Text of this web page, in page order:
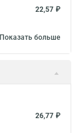
22,57 ₽
Показать больше
26,77 ₽